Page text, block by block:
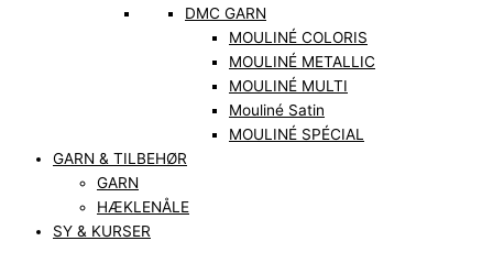
DMC GARN
MOULINÉ COLORIS
MOULINÉ METALLIC
MOULINÉ MULTI
Mouliné Satin
MOULINÉ SPÉCIAL
GARN & TILBEHØR
GARN
HÆKLENÅLE
SY & KURSER